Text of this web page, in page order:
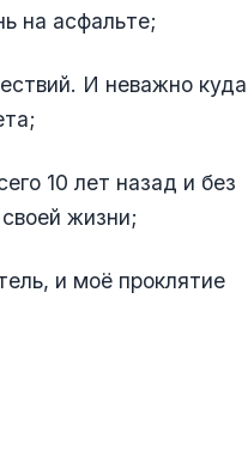
на асфальте;
И неважно куда
10 лет назад и без
жизни;
и моё проклятие